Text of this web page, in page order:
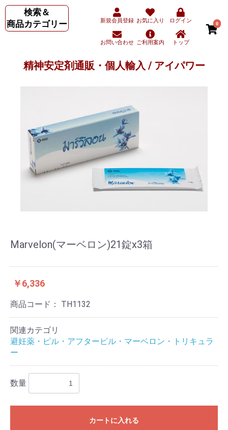
検索＆
商品カテゴリー
新規会員登録 お気に入り ログイン
お問い合わせ ご利用案内 トップ
0
精神安定剤通販・個人輸入 / アイパワー
Marvelon(マーベロン)21錠x3箱
￥6,336
商品コード： TH1132
関連カテゴリ
避妊薬・ピル・アフターピル・マーベロン・トリキュラ
ー
数量
カートに入れる